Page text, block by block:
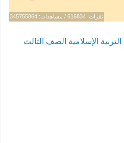
نقرات: 616834 / مشاهدات: 345755864
الإسلامية الصف الثالث